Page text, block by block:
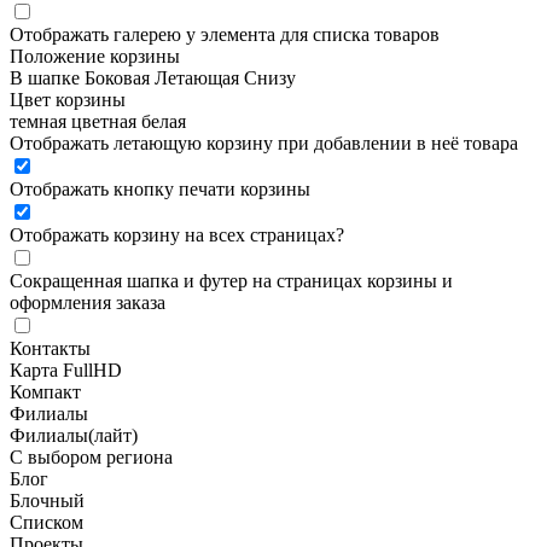
Отображать галерею у элемента для списка товаров
Положение корзины
В шапке Боковая Летающая Снизу
Цвет корзины
темная цветная белая
Отображать летающую корзину при добавлении в неё товара
Отображать кнопку печати корзины
Отображать корзину на всех страницах?
Сокращенная шапка и футер на страницах корзины и
оформления заказа
Контакты
Карта FullHD
Компакт
Филиалы
Филиалы(лайт)
С выбором региона
Блог
Блочный
Списком